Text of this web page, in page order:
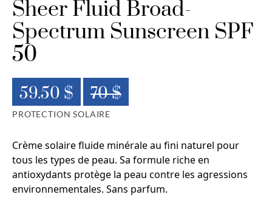
Sheer Fluid Broad-
Spectrum Sunscreen SPF
50
59.50 $ 70 $
PROTECTION SOLAIRE
Crème solaire fluide minérale au fini naturel pour
tous les types de peau. Sa formule riche en
antioxydants protège la peau contre les agressions
environnementales. Sans parfum.